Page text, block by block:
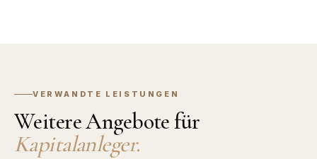
VERWANDTE LEISTUNGEN
Weitere Angebote für
Kapitalanleger.